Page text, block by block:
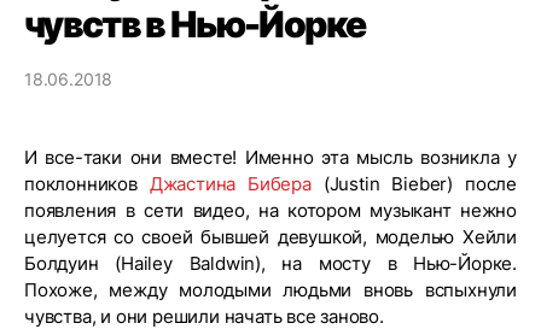
чувств в Нью-Йорке
18.06.2018
И все-таки они вместе! Именно эта мысль возникла у
поклонников Джастина Бибера(Justin Bieber) после
появления в сети видео, на котором музыкант нежно
целуется со своей бывшей девушкой, моделью Хейли
Болдуин (Hailey Baldwin), на мосту в Нью-Йорке.
Похоже, между молодыми людьми вновь вспыхнули
чувства, и они решили начать все заново.